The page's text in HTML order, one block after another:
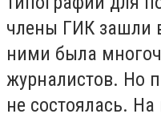
члены ГИК зашли
ними была
журналистов. Но
не состоялась.